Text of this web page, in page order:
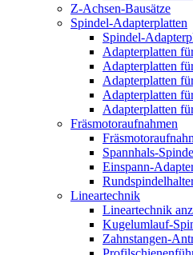
Z-Achsen-Bausätze
Spindel-Adapterplatten
Spindel-
Adapterplatten
Adapterplatten
Adapterplatten
Adapterplatten
Adapterplatten
Fräsmotoraufnahmen
Spannhals-
Einspann-
Lineartechnik
Lineartechnik
Kugelumlauf-
Zahnstangen-